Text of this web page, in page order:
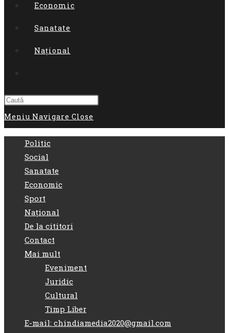
Economic
Sanatate
Național
website
search
Meniu Navigare Close
Politic
Social
Sanatate
Economic
Sport
Național
De la cititori
Contact
Mai mult
Eveniment
Juridic
Cultural
Timp Liber
E-mail: chindiamedia2020@gmail.com